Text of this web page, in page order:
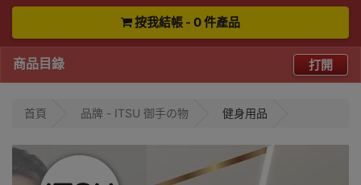
按我結帳 - 0 件產品
商品目錄 打開
首頁 品牌 - ITSU 御手の物 健身用品